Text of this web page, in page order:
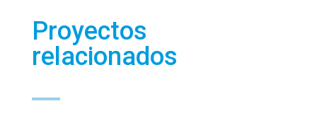
Proyectos
relacionados